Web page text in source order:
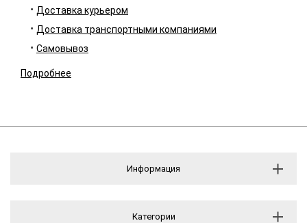
Доставка курьером
Доставка транспортными компаниями
Самовывоз
Подробнее
Информация
Категории